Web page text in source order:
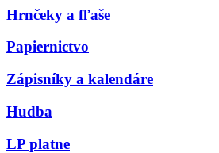
Hrnčeky a fľaše
Papiernictvo
Zápisníky a kalendáre
Hudba
LP platne